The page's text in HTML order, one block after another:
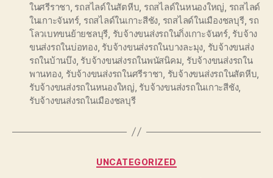
ในศรีราชา รถสไลด์ในสัตหีบ รถสไลด์ในหนองใหญ่ รถสไลด์
ในเกาะจันทร์, รถสไลด์ในเกาะสีชัง รถสไลด์ในเมืองชลบุรี, รถ
โลวเบทขนย้ายชลบุรี รับจ้างขนส่งรถในกิ่งเกาะจันทร์, รับจ้าง
ขนส่งรถในบ่อทอง, รับจ้างขนส่งรถในบางละมุง รับจ้างขนส่ง
รถในบ้านบึง, รับจ้างขนส่งรถในพนัสนิคม รับจ้างขนส่งรถใน
พานทอง, รับจ้างขนส่งรถในศรีราชา รับจ้างขนส่งรถในสัตหีบ
รับจ้างขนส่งรถในหนองใหญ่ รับจ้างขนส่งรถในเกาะสีชัง,
รับจ้างขนส่งรถในเมืองชลบุรี
Categories
UNCATEGORIZED